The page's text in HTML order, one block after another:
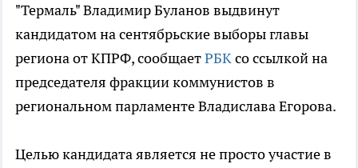
"Термаль" Владимир Буланов выдвинут
кандидатом на сентябрьские выборы главы
региона от КПРФ, сообщаетРБКсо ссылкой на
председателя фракции коммунистов в
региональном парламенте Владислава Егорова.
Целью кандидата является не просто участие в